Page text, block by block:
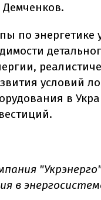
по энергетике
условий
в
в